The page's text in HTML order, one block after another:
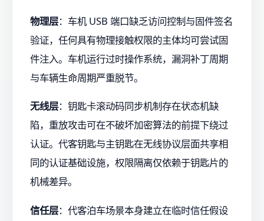
物理层：车机 USB 端口缺乏访问控制与固件签名
验证，任何具有物理接触权限的主体均可尝试固
件注入。车机运行过时操作系统，漏洞补丁周期
与车辆生命周期严重脱节。
无线层：钥匙卡滚动码同步机制存在状态机缺
陷，重放攻击可在不破坏加密算法的前提下绕过
认证。代客钥匙与主钥匙在无线协议层面共享相
同的认证基础设施，权限隔离仅依赖于钥匙片的
机械差异。
信任层：代客泊车场景本身建立在临时信任假设